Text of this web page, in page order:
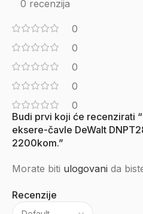
0 recenzija
0
0
0
0
0
Recenzije
Budi prvi koji će recenzirati
eksere-čavle DeWalt
2200kom.”
Morate biti ulogovani da